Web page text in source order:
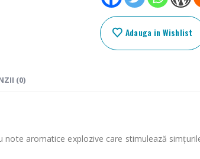
Adauga in Wishlist
(0)
note aromatice explozive care stimulează